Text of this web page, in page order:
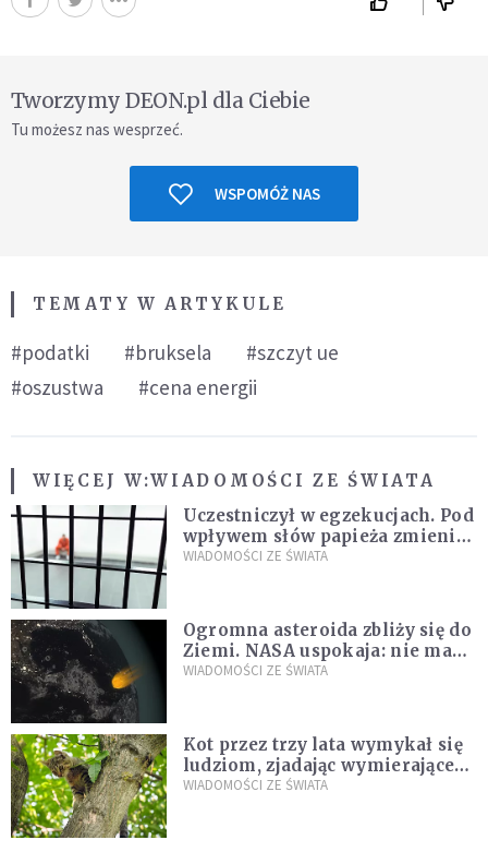
Tworzymy DEON.pl dla Ciebie
Tu możesz nas wesprzeć.
WSPOMÓŻ NAS
TEMATY W ARTYKULE
#podatki #bruksela
#szczyt ue
#oszustwa
#cena energii
WIĘCEJ W:WIADOMOŚCI ZE ŚWIATA
Uczestniczył w egzekucjach. Pod
wpływem słów papieża zmienił
zdanie
WIADOMOŚCI ZE ŚWIATA
Ogromna asteroida zbliży się do
Ziemi. NASA uspokaja: nie ma
zagrożenia
WIADOMOŚCI ZE ŚWIATA
Kot przez trzy lata wymykał się
ludziom, zjadając wymierające
kaczki. W końcu popełnił
WIADOMOŚCI ZE ŚWIATA